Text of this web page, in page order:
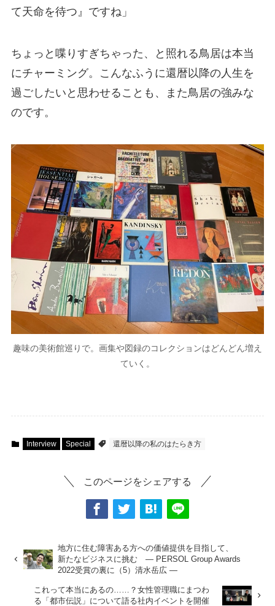
て天命を待つ』ですね」
ちょっと喋りすぎちゃった、と照れる鳥居は本当
にチャーミング。こんなふうに還暦以降の人生を
過ごしたいと思わせることも、また鳥居の強みな
のです。
趣味の美術館巡りで。画集や図録のコレクションはどんどん増え
ていく。
Interview Special 還暦以降の私のはたらき方
このページをシェアする
地方に住む障害ある方への価値提供を目指して、
新たなビジネスに挑む ― PERSOL Group Awards
2022受賞の裏に（5）清水岳広 ―
これって本当にあるの……？女性管理職にまつわ
る「都市伝説」について語る社内イベントを開催